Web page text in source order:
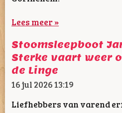
Lees meer »
Stoomsleepboot
Sterke vaart weer
de Linge
16 jul 202613:19
Liefhebbers van varend